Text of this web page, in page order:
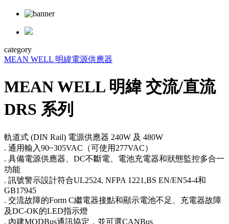
category
MEAN WELL 明緯電源供應器
MEAN WELL 明緯 交流/直流
DRS 系列
軌道式 (DIN Rail) 電源供應器 240W 及 480W
. 通用輸入90~305VAC（可使用277VAC）
. 具備電源供應器、DC不斷電、電池充電器和狀態監控多合一
功能
. 訊號警示設計符合UL2524, NFPA 1221,BS EN/EN54-4和
GB17945
. 交流故障的Form C繼電器接點和顯示電池不足、充電器故障
及DC-OK的LED指示燈
. 內建MODBus通訊協定，並可選CANBus